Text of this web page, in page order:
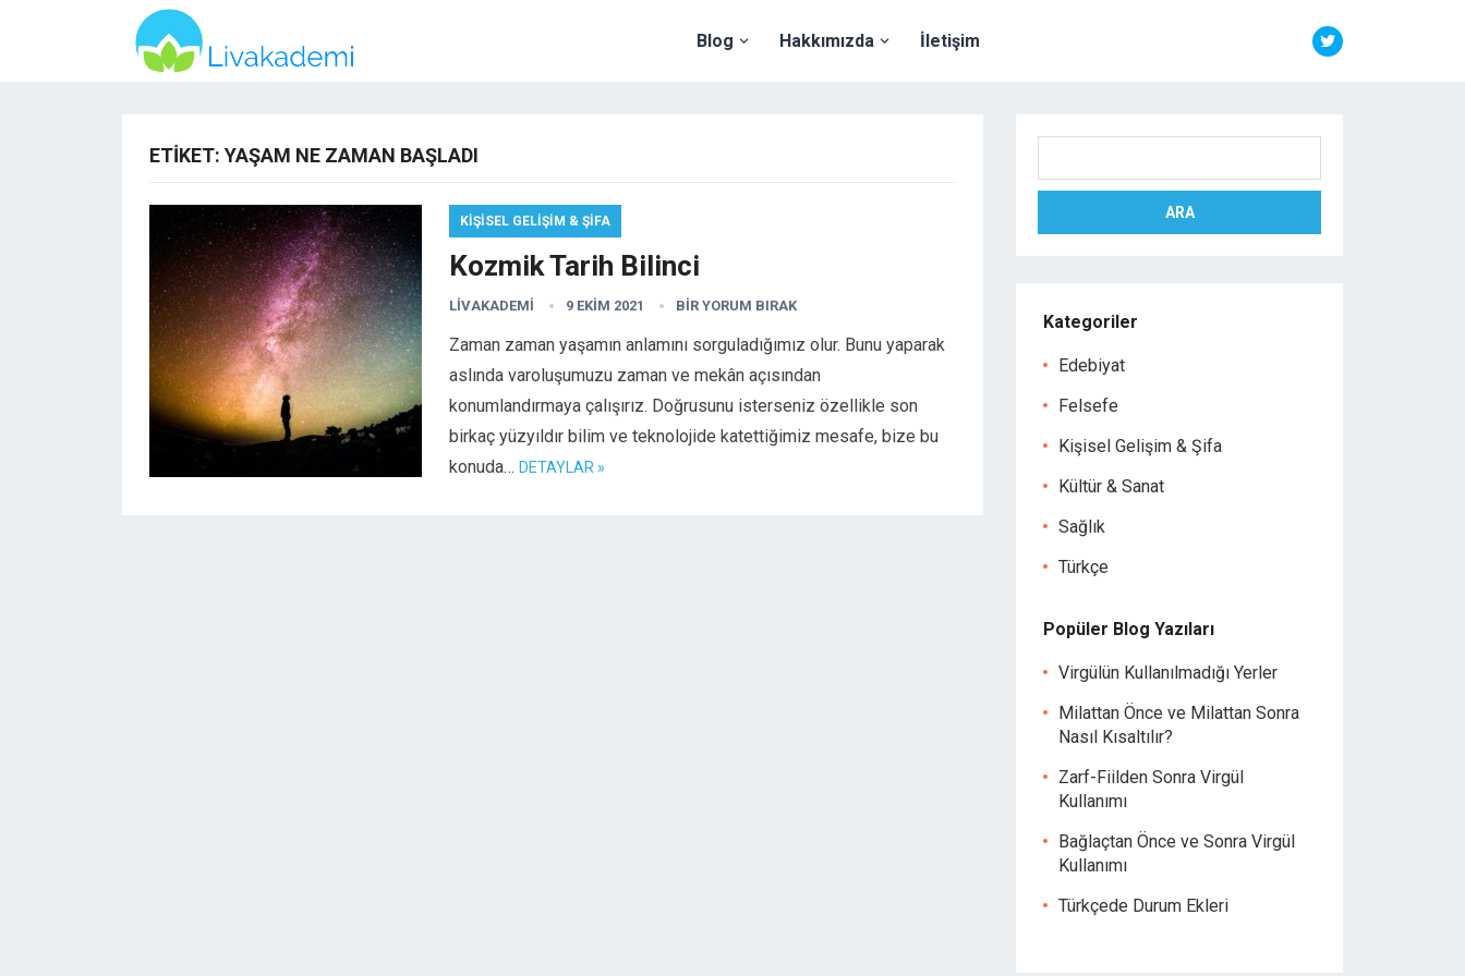
Blog Hakkımızda İletişim
ETIKET: YAŞAM NE ZAMAN BAŞLADI
KIŞISEL GELIŞIM & ŞIFA
Kozmik Tarih Bilinci
LIVAKADEMI 9 EKIM 2021 BIR YORUM BIRAK
Zaman zaman yaşamın anlamını sorguladığımız olur. Bunu yaparak
aslında varoluşumuzu zaman ve mekân açısından
konumlandırmaya çalışırız. Doğrusunu isterseniz özellikle son
birkaç yüzyıldır bilim ve teknolojide katettiğimiz mesafe, bize bu
konuda… DETAYLAR »
ARA
Kategoriler
Edebiyat
Felsefe
Kişisel Gelişim & Şifa
Kültür & Sanat
Sağlık
Türkçe
Popüler Blog Yazıları
Virgülün Kullanılmadığı Yerler
Milattan Önce ve Milattan Sonra
Nasıl Kısaltılır?
Zarf-Fiilden Sonra Virgül
Kullanımı
Bağlaçtan Önce ve Sonra Virgül
Kullanımı
Türkçede Durum Ekleri